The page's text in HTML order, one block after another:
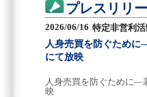
プレスリリ
2026/06/16 特定非営利
人身売買を防ぐため
にて放映
人身売買を防ぐために―
映